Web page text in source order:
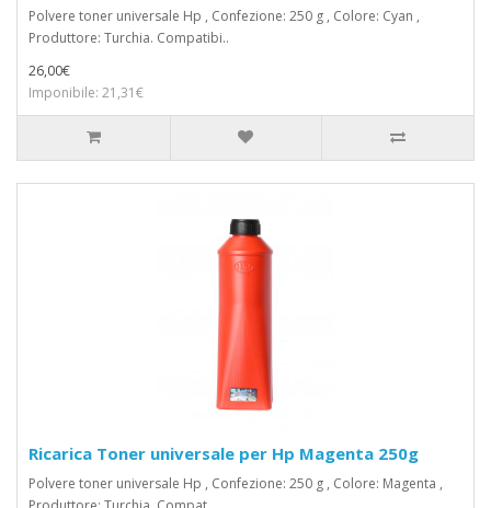
Polvere toner universale Hp , Confezione: 250 g , Colore: Cyan ,
Produttore: Turchia. Compatibi..
26,00€
Imponibile: 21,31€
Ricarica Toner universale per Hp Magenta 250g
Polvere toner universale Hp , Confezione: 250 g , Colore: Magenta ,